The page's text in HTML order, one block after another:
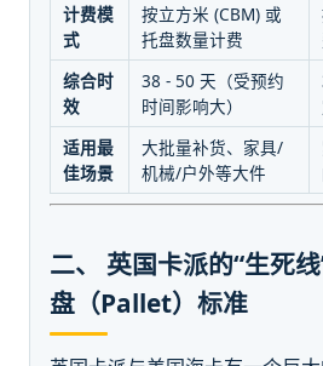
计费模
式
按立方米 (CBM) 或
托盘数量计费
综合时
效
38 - 50 天（受预约
时间影响大）
适用最
佳场景
大批量补货、家具/
机械/户外等大件
二、 英国卡派的“生死
盘（Pallet）标准